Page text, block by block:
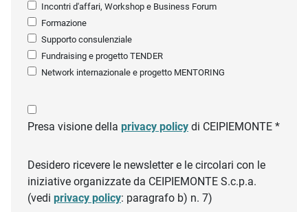
Incontri d'affari, Workshop e Business Forum
Formazione
Supporto consulenziale
Fundraising e progetto TENDER
Network internazionale e progetto MENTORING
Presa visione della privacy policy di CEIPIEMONTE *
Desidero ricevere le newsletter e le circolari con le
iniziative organizzate da CEIPIEMONTE S.c.p.a.
(vedi privacy policy: paragrafo b) n. 7)